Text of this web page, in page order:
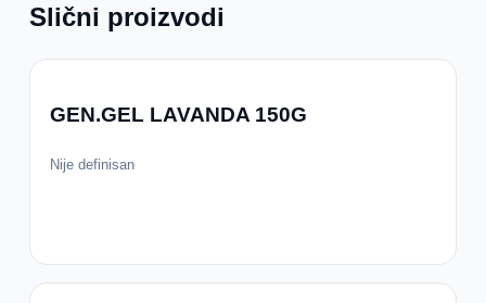
Slični proizvodi
GEN.GEL LAVANDA 150G
Nije definisan